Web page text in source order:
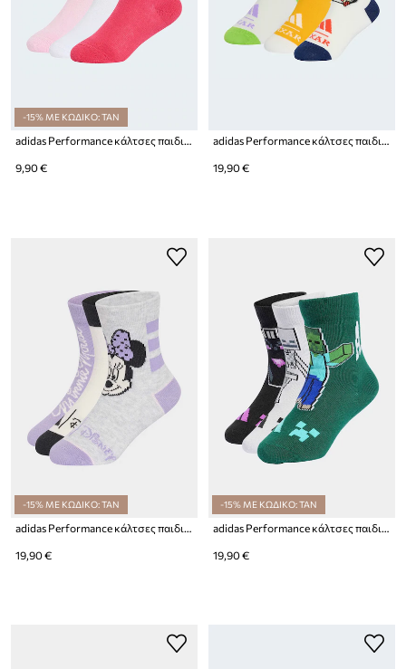
-15% ΜΕ ΚΩΔΙΚΟ: TAN
adidas Performance κάλτσες παιδικές 3-pack
9,90 €
adidas Performance κάλτσες παιδικές PIXAR TOY STORY 3-pack
19,90 €
-15% ΜΕ ΚΩΔΙΚΟ: TAN
19,90 €
-15% ΜΕ ΚΩΔΙΚΟ: TAN
19,90 €